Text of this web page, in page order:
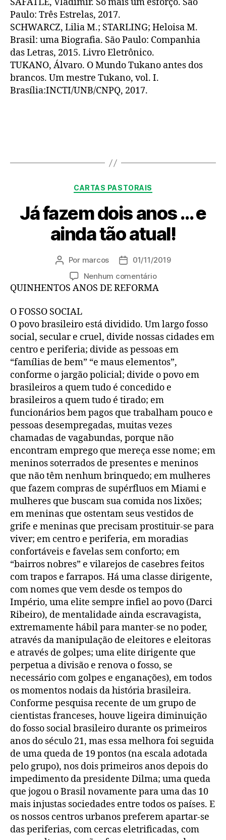
Paulo: Três Estrelas, 2017.
SCHWARCZ, Lilia M.; STARLING; Heloisa M.
Brasil: uma Biografia. São Paulo: Companhia
das Letras, 2015. Livro Eletrônico.
TUKANO, Álvaro. O Mundo Tukano antes dos
brancos. Um mestre Tukano, vol. I.
Brasília:INCTI/UNB/CNPQ, 2017.
Categorias
CARTAS PASTORAIS
Já fazem dois anos … e
ainda tão atual!
Autor
post
Por marcos
Data
publicação
01/11/2019
Nenhum comentárioem
Já
anos
e
ainda
tão
atual!
QUINHENTOS ANOS DE REFORMA
O FOSSO SOCIAL
O povo brasileiro está dividido. Um largo fosso
social, secular e cruel, divide nossas cidades em
centro e periferia; divide as pessoas em
“famílias de bem” “e maus elementos”,
conforme o jargão policial; divide o povo em
brasileiros a quem tudo é concedido e
brasileiros a quem tudo é tirado; em
funcionários bem pagos que trabalham pouco e
pessoas desempregadas, muitas vezes
chamadas de vagabundas, porque não
encontram emprego que mereça esse nome; em
meninos soterrados de presentes e meninos
que não têm nenhum brinquedo; em mulheres
que fazem compras de supérfluos em Miami e
mulheres que buscam sua comida nos lixões;
em meninas que ostentam seus vestidos de
grife e meninas que precisam prostituir-se para
viver; em centro e periferia, em moradias
confortáveis e favelas sem conforto; em
“bairros nobres” e vilarejos de casebres feitos
com trapos e farrapos. Há uma classe dirigente,
com nomes que vem desde os tempos do
Império, uma elite sempre infiel ao povo (Darci
Ribeiro), de mentalidade ainda escravagista,
extremamente hábil para manter-se no poder,
através da manipulação de eleitores e eleitoras
e através de golpes; uma elite dirigente que
perpetua a divisão e renova o fosso, se
necessário com golpes e enganações), em todos
os momentos nodais da história brasileira.
Conforme pesquisa recente de um grupo de
cientistas franceses, houve ligeira diminuição
do fosso social brasileiro durante os primeiros
anos do século 21, mas essa melhora foi seguida
de uma queda de 19 pontos (na escala adotada
pelo grupo), nos dois primeiros anos depois do
impedimento da presidente Dilma; uma queda
que jogou o Brasil novamente para uma das 10
mais injustas sociedades entre todos os países. E
os nossos centros urbanos preferem apartar-se
das periferias, com cercas eletrificadas, com